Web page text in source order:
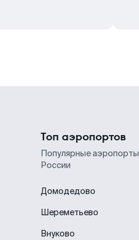
Топ аэропортов
Популярные аэропорты
России
Домодедово
Шереметьево
Внуково